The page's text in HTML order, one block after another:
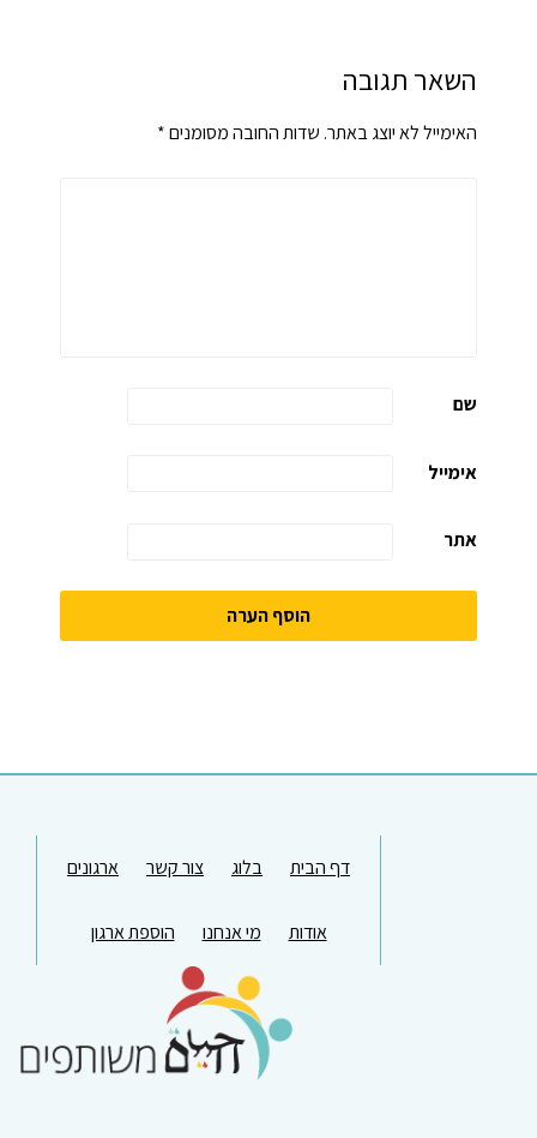
השאר תגובה
האימייל לא יוצג באתר. שדות החובה מסומנים*
שם
אימייל
אתר
דף הבית בלוג צור קשר ארגונים
אודות מי אנחנו הוספת ארגון